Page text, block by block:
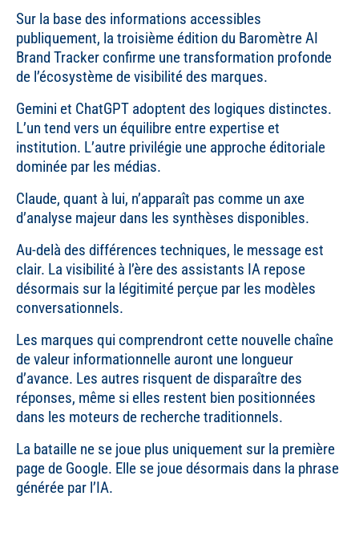
Sur la base des informations accessibles
publiquement, la troisième édition du Baromètre AI
Brand Tracker confirme une transformation profonde
de l’écosystème de visibilité des marques.
Gemini et ChatGPT adoptent des logiques distinctes.
L’un tend vers un équilibre entre expertise et
institution. L’autre privilégie une approche éditoriale
dominée par les médias.
Claude, quant à lui, n’apparaît pas comme un axe
d’analyse majeur dans les synthèses disponibles.
Au-delà des différences techniques, le message est
clair. La visibilité à l’ère des assistants IA repose
désormais sur la légitimité perçue par les modèles
conversationnels.
Les marques qui comprendront cette nouvelle chaîne
de valeur informationnelle auront une longueur
d’avance. Les autres risquent de disparaître des
réponses, même si elles restent bien positionnées
dans les moteurs de recherche traditionnels.
La bataille ne se joue plus uniquement sur la première
page de Google. Elle se joue désormais dans la phrase
générée par l’IA.